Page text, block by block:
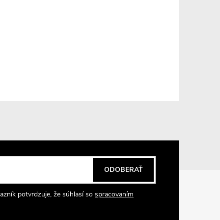
potvrdzuje, že súhlasí so spracovaním
ODOBERAŤ